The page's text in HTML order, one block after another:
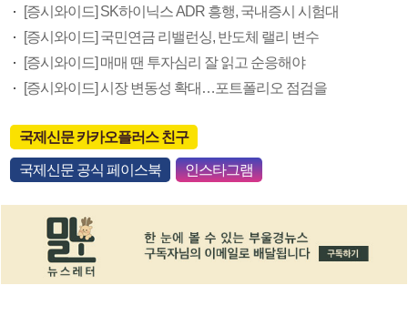
[증시와이드] SK하이닉스 ADR 흥행, 국내증시 시험대
[증시와이드] 국민연금 리밸런싱, 반도체 랠리 변수
[증시와이드] 매매 땐 투자심리 잘 읽고 순응해야
[증시와이드] 시장 변동성 확대…포트폴리오 점검을
국제신문 카카오플러스 친구
국제신문 공식 페이스북 인스타그램